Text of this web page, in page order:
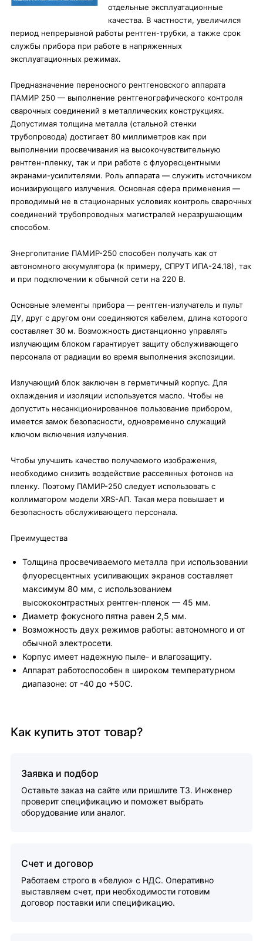
отдельные эксплуатационные
качества. В частности, увеличился
период непрерывной работы рентген-трубки, а также срок
службы прибора при работе в напряженных
эксплуатационных режимах.
Предназначение переносного рентгеновского аппарата
ПАМИР 250 — выполнение рентгенографического контроля
сварочных соединений в металлических конструкциях.
Допустимая толщина металла (стальной стенки
трубопровода) достигает 80 миллиметров как при
выполнении просвечивания на высокочувствительную
рентген-пленку, так и при работе с флуоресцентными
экранами-усилителями. Роль аппарата — служить источником
ионизирующего излучения. Основная сфера применения —
проводимый не в стационарных условиях контроль сварочных
соединений трубопроводных магистралей неразрушающим
способом.
Энергопитание ПАМИР-250 способен получать как от
автономного аккумулятора (к примеру, СПРУТ ИПА-24.18), так
и при подключении к обычной сети на 220 В.
Основные элементы прибора — рентген-излучатель и пульт
ДУ, друг с другом они соединяются кабелем, длина которого
составляет 30 м. Возможность дистанционно управлять
излучающим блоком гарантирует защиту обслуживающего
персонала от радиации во время выполнения экспозиции.
Излучающий блок заключен в герметичный корпус. Для
охлаждения и изоляции используется масло. Чтобы не
допустить несанкционированное пользование прибором,
имеется замок безопасности, одновременно служащий
ключом включения излучения.
Чтобы улучшить качество получаемого изображения,
необходимо снизить воздействие рассеянных фотонов на
пленку. Поэтому ПАМИР-250 следует использовать с
коллиматором модели XRS-АП. Такая мера повышает и
безопасность обслуживающего персонала.
Преимущества
Толщина просвечиваемого металла при использовании
флуоресцентных усиливающих экранов составляет
максимум 80 мм, с использованием
высококонтрастных рентген-пленок — 45 мм.
Диаметр фокусного пятна равен 2,5 мм.
Возможность двух режимов работы: автономного и от
обычной электросети.
Корпус имеет надежную пыле- и влагозащиту.
Аппарат работоспособен в широком температурном
диапазоне: от -40 до +50С.
Как купить этот товар?
Заявка и подбор
Оставьте заказ на сайте или пришлите ТЗ. Инженер
проверит спецификацию и поможет выбрать
оборудование или аналог.
Счет и договор
Работаем строго в «белую» с НДС. Оперативно
выставляем счет, при необходимости готовим
договор поставки или спецификацию.